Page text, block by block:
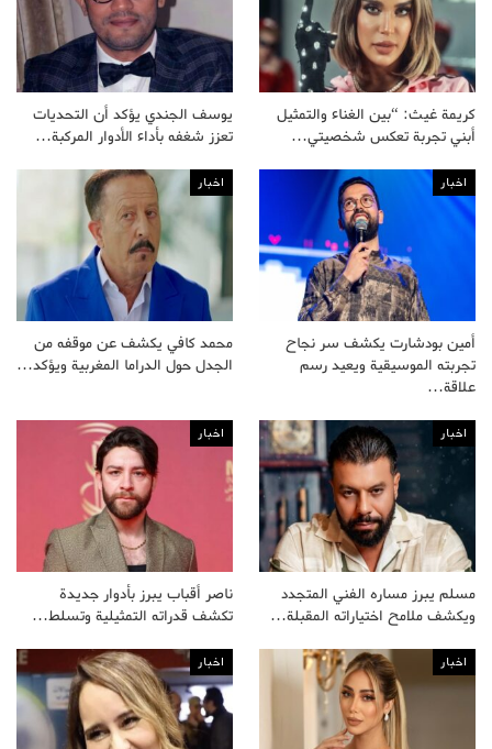
كريمة غيث: “بين الغناء والتمثيل
أبني تجربة تعكس شخصيتي…
يوسف الجندي يؤكد أن التحديات
تعزز شغفه بأداء الأدوار المركبة…
اخبار
أمين بودشارت يكشف سر نجاح
تجربته الموسيقية ويعيد رسم
علاقة…
اخبار
محمد كافي يكشف عن موقفه من
الجدل حول الدراما المغربية ويؤكد…
اخبار
مسلم يبرز مساره الفني المتجدد
ويكشف ملامح اختياراته المقبلة…
اخبار
ناصر أقباب يبرز بأدوار جديدة
تكشف قدراته التمثيلية وتسلط…
اخبار اخبار